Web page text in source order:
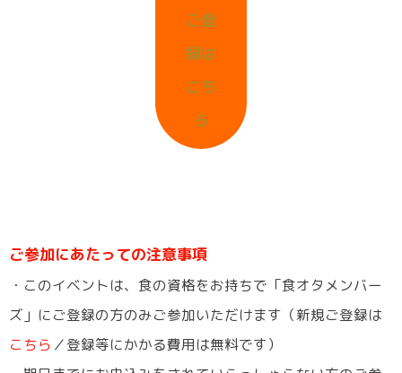
ご登
録は
こち
ら
ご参加にあたっての注意事項
・このイベントは、食の資格をお持ちで「食オタメンバー
ズ」にご登録の方のみご参加いただけます（新規ご登録は
こちら ／登録等にかかる費用は無料です）